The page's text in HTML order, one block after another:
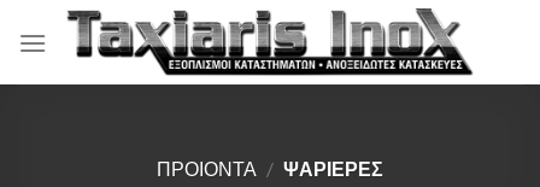
Μετάβαση
στο
ΠΡΟΙΟΝΤΑ / ΨΑΡΙΕΡΕΣ